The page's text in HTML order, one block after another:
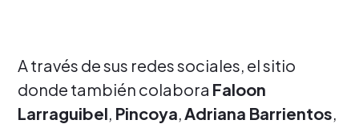
A través de sus redes sociales, el sitio
donde también colabora Faloon
Larraguibel, Pincoya, Adriana Barrientos,